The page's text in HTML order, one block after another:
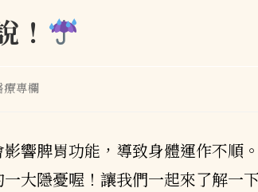
！
療專欄
響脾胃功能，導致身體運作不順
大隱憂喔！讓我們一起來了解一